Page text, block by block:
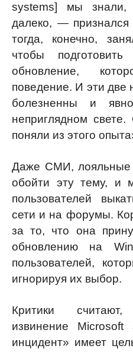
systems] мы
далеко, —
тогда, конечно,
чтобы
обновление,
поведение. И эти две
болезненны и
неприглядном
поняли из этого
Даже СМИ, лояльные
обойти эту тему, и
пользователей
сети и на форумы.
за то, что она
обновлению на
пользователей,
игнорируя их выбор.
Критики
извинение Microsoft
инцидент» имеет